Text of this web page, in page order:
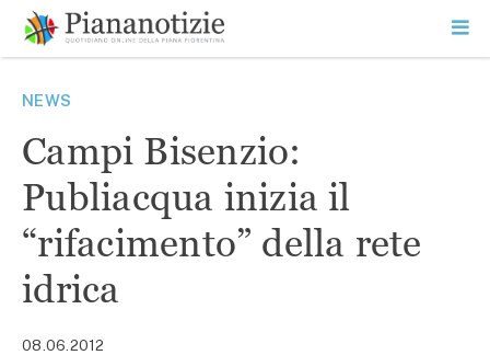
contenuto
SEARCH
NEWS
Campi Bisenzio:
Publiacqua inizia il
“rifacimento” della rete
idrica
08.06.2012